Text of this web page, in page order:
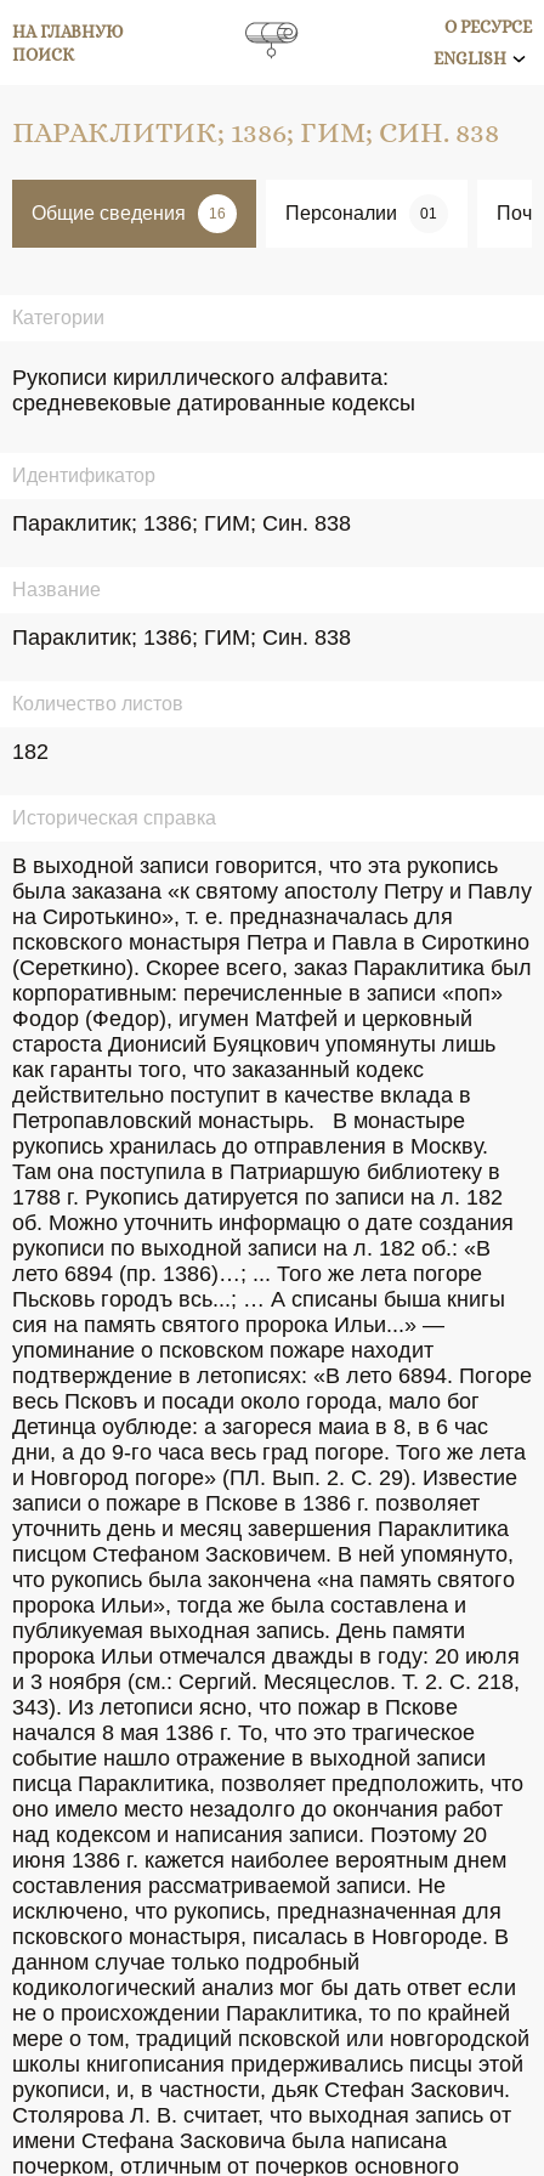
НА ГЛАВНУЮ
ПОИСК
О РЕСУРСЕ
ENGLISH
ПАРАКЛИТИК; 1386; ГИМ; СИН. 838
Общие сведения 16 Персоналии 01
Категории
Рукописи кириллического алфавита:
средневековые датированные кодексы
Идентификатор
Параклитик; 1386; ГИМ; Син. 838
Название
Параклитик; 1386; ГИМ; Син. 838
Количество листов
182
Историческая справка
В выходной записи говорится, что эта рукопись
была заказана «к святому апостолу Петру и Павлу
на Сиротькино», т. е. предназначалась для
псковского монастыря Петра и Павла в Сироткино
(Сереткино). Скорее всего, заказ Параклитика был
корпоративным: перечисленные в записи «поп»
Фодор (Федор), игумен Матфей и церковный
староста Дионисий Буяцкович упомянуты лишь
как гаранты того, что заказанный кодекс
действительно поступит в качестве вклада в
Петропавловский монастырь.   В монастыре
рукопись хранилась до отправления в Москву.
Там она поступила в Патриаршую библиотеку в
1788 г. Рукопись датируется по записи на л. 182
об. Можно уточнить информацю о дате создания
рукописи по выходной записи на л. 182 об.: «В
лето 6894 (пр. 1386)…; ... Того же лета погоре
Пьсковь городъ всь...; … А списаны быша книгы
сия на память святого пророка Ильи...» —
упоминание о псковском пожаре находит
подтверждение в летописях: «В лето 6894. Погоре
весь Псковъ и посади около города, мало бог
Детинца оублюде: а загореся маиа в 8, в 6 час
дни, а до 9-го часа весь град погоре. Того же лета
и Новгород погоре» (ПЛ. Вып. 2. С. 29). Известие
записи о пожаре в Пскове в 1386 г. позволяет
уточнить день и месяц завершения Параклитика
писцом Стефаном Засковичем. В ней упомянуто,
что рукопись была закончена «на память святого
пророка Ильи», тогда же была составлена и
публикуемая выходная запись. День памяти
пророка Ильи отмечался дважды в году: 20 июля
и 3 ноября (см.: Сергий. Месяцеслов. Т. 2. С. 218,
343). Из летописи ясно, что пожар в Пскове
начался 8 мая 1386 г. То, что это трагическое
событие нашло отражение в выходной записи
писца Параклитика, позволяет предположить, что
оно имело место незадолго до окончания работ
над кодексом и написания записи. Поэтому 20
июня 1386 г. кажется наиболее вероятным днем
составления рассматриваемой записи. Не
исключено, что рукопись, предназначенная для
псковского монастыря, писалась в Новгороде. В
данном случае только подробный
кодикологический анализ мог бы дать ответ если
не о происхождении Параклитика, то по крайней
мере о том, традиций псковской или новгородской
школы книгописания придерживались писцы этой
рукописи, и, в частности, дьяк Стефан Заскович.
Столярова Л. В. считает, что выходная запись от
имени Стефана Засковича была написана
почерком, отличным от почерков основного